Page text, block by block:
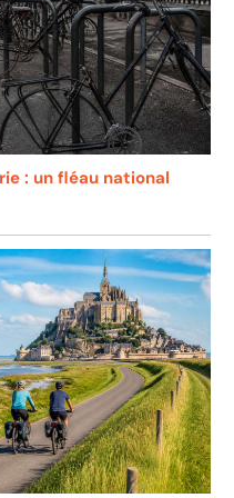
: un fléau national